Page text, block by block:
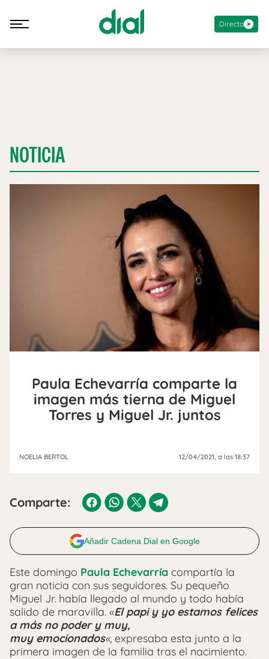
Directo
NOTICIA
Paula Echevarría comparte la
imagen más tierna de Miguel
Torres y Miguel Jr. juntos
NOELIA BERTOL 12/04/2021 , a las 18:37
Comparte:
Añadir Cadena Dial en Google
Este domingo Paula Echevarría compartía la
gran noticia con sus seguidores. Su pequeño
Miguel Jr. había llegado al mundo y todo había
salido de maravilla. «El papi y yo estamos felices
a más no poder y muy,
muy emocionados«, expresaba esta junto a la
primera imagen de la familia tras el nacimiento.